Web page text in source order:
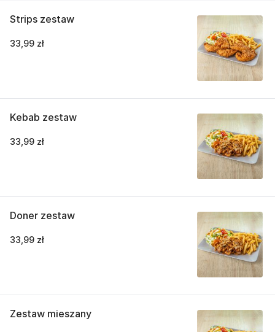
Strips zestaw
33,99 zł
Kebab zestaw
33,99 zł
Doner zestaw
33,99 zł
Zestaw mieszany